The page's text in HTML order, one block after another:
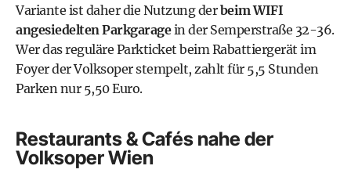
Variante ist daher die Nutzung derbeim WIFI
angesiedelten Parkgaragein der Semperstraße 32-36.
Wer das reguläre Parkticket beim Rabattiergerät im
Foyer der Volksoper stempelt, zahlt für 5,5 Stunden
Parken nur 5,50 Euro.
Restaurants & Cafés nahe der
Volksoper Wien